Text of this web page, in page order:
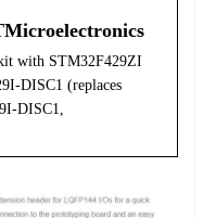
with STM32F429ZI
DISC1 (replaces
DISC1,